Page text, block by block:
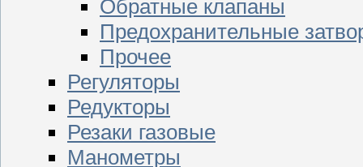
Обратные клапаны
Предохранительные
Прочее
Регуляторы
Редукторы
Резаки газовые
Манометры